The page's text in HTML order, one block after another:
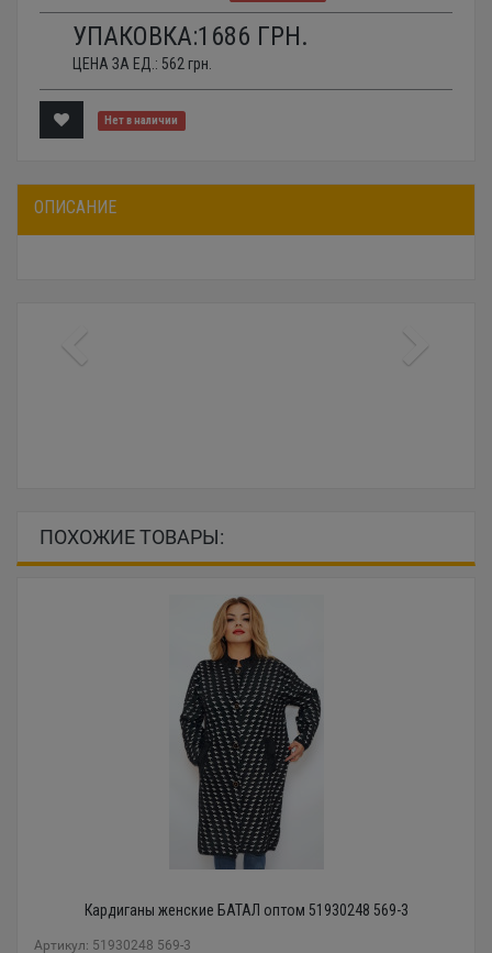
УПАКОВКА:1686 ГРН.
ЦЕНА ЗА ЕД.: 562 грн.
Нет в наличии
ОПИСАНИЕ
ПОХОЖИЕ ТОВАРЫ:
Кардиганы женские БАТАЛ оптом 51930248 569-3
Артикул: 51930248 569-3